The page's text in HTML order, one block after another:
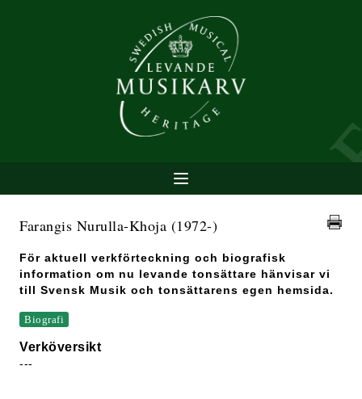
Farangis Nurulla-Khoja (1972-)
För aktuell verkförteckning och biografisk
information om nu levande tonsättare hänvisar vi
till Svensk Musik och tonsättarens egen hemsida.
Biografi
Verköversikt
---